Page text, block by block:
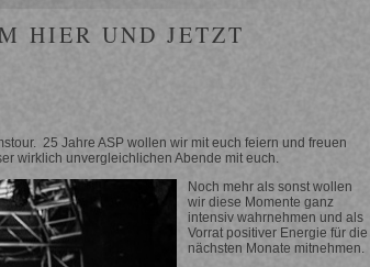
HIER UND JETZT
25 Jahre ASP wollen wir mit euch feiern und freuen
wirklich unvergleichlichen Abende mit euch.
Noch mehr als sonst wollen
wir diese Momente ganz
intensiv wahrnehmen und als
Vorrat positiver Energie für die
nächsten Monate mitnehmen.